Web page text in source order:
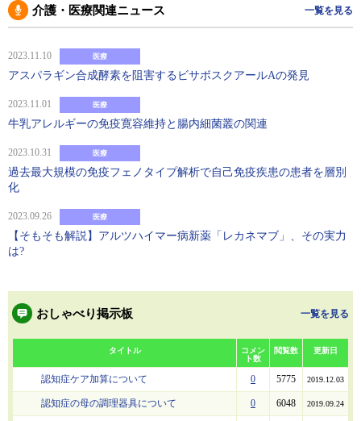
介護・医療関連ニュース 一覧を見る
2023.11.10 医療
アスパラギン合成酵素を阻害するビサボスクアールAの発見
2023.11.01 医療
牛乳アレルギーの免疫寛容維持と腸内細菌叢の関連
2023.10.31 医療
過去最大規模の免疫フェノタイプ解析で自己免疫疾患の患者を層別
化
2023.09.26 医療
【そもそも解説】アルツハイマー病新薬「レカネマブ」、その実力
は?
おしゃべり掲示板 一覧を見る
タイトル
コメン
ト数
閲覧数 更新日
認知症ケア加算について 0 5775 2019.12.03
認知症の母の調理器具について 0 6048 2019.09.24